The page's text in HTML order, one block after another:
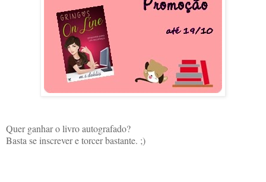
Quer ganhar o livro autografado?
Basta se inscrever e torcer bastante. ;)